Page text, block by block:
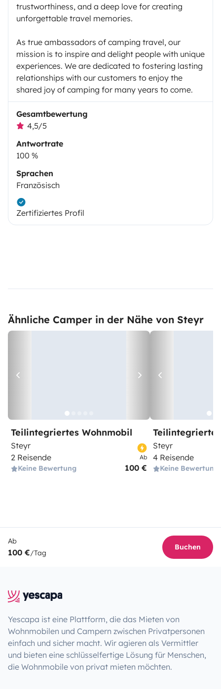
trustworthiness, and a deep love for creating
unforgettable travel memories.
As true ambassadors of camping travel, our
mission is to inspire and delight people with unique
experiences. We are dedicated to fostering lasting
relationships with our customers to enjoy the
shared joy of camping for many years to come.
Gesamtbewertung
4,5/5
Antwortrate
100 %
Sprachen
Französisch
Zertifiziertes Profil
Ähnliche Camper in der Nähe von Steyr
Teilintegriertes Wohnmobil
Steyr
2 Reisende
Keine Bewertung
Ab
100 €
Steyr
4 Reisende
Keine Bewertung
Ab
100 €/Tag
Buchen
Yescapa ist eine Plattform, die das Mieten von
Wohnmobilen und Campern zwischen Privatpersonen
einfach und sicher macht. Wir agieren als Vermittler
und bieten eine schlüsselfertige Lösung für Menschen,
die Wohnmobile von privat mieten möchten.